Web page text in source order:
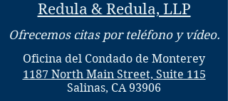
Redula & Redula, LLP
Ofrecemos citas por teléfono y vídeo.
Oficina del Condado de Monterey
1187 North Main Street, Suite 115
Salinas, CA 93906